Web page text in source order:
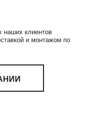
наших клиентов
и монтажом по